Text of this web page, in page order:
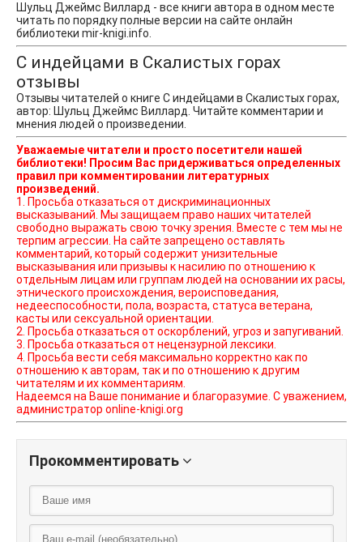
Шульц Джеймс Виллард - все книги автора в одном месте
читать по порядку полные версии на сайте онлайн
библиотеки mir-knigi.info.
С индейцами в Скалистых горах
отзывы
Отзывы читателей о книге С индейцами в Скалистых горах,
автор: Шульц Джеймс Виллард. Читайте комментарии и
мнения людей о произведении.
Уважаемые читатели и просто посетители нашей
библиотеки! Просим Вас придерживаться определенных
правил при комментировании литературных
произведений.
1. Просьба отказаться от дискриминационных
высказываний. Мы защищаем право наших читателей
свободно выражать свою точку зрения. Вместе с тем мы не
терпим агрессии. На сайте запрещено оставлять
комментарий, который содержит унизительные
высказывания или призывы к насилию по отношению к
отдельным лицам или группам людей на основании их расы,
этнического происхождения, вероисповедания,
недееспособности, пола, возраста, статуса ветерана,
касты или сексуальной ориентации.
2. Просьба отказаться от оскорблений, угроз и запугиваний.
3. Просьба отказаться от нецензурной лексики.
4. Просьба вести себя максимально корректно как по
отношению к авторам, так и по отношению к другим
читателям и их комментариям.
Надеемся на Ваше понимание и благоразумие. С уважением,
администратор online-knigi.org
Прокомментировать